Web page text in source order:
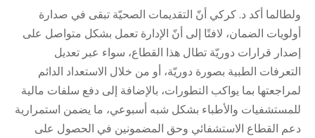
ولطالما أكد د. كركي أنّ التقديمات الصحيّة تبقى في صدارة
أولويات الضمان، لافتًا إلى أنّ الإدارة تعمل بشكل متواصل على
إصدار قرارات دوريّة تطال هذا القطاع، سواء عبر تعديل
التعرفات الطبية بصورة دوريّة، أو من خلال الاستعداد الدائم
لمراجعتها بما يواكب التطورات، بالإضافة إلى دفع سلفات مالية
للمستشفيات والأطباء بشكل شبه أسبوعي، ما يضمن استمرارية
دعم القطاع الاستشفائي وحق المضمونين في الحصول على